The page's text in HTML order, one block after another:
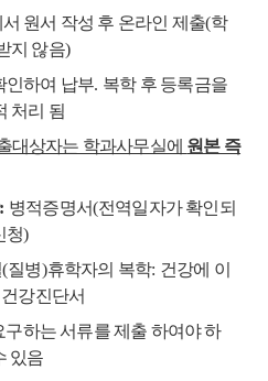
원서 작성 후 온라인 제출(학
지 않음)
인하여 납부. 복학 후 등록금을
처리 됨
대상자는 학과사무실에 원본 즉
: 병적증명서(전역일자가 확인되
청)
(질병)휴학자의 복학: 건강에 이
강진단서
하는 서류를 제출 하여야 하
있음